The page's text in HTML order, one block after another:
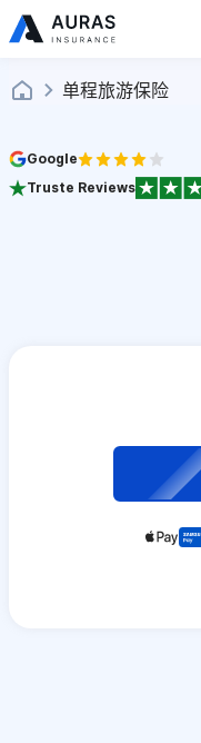
单程旅游保险
Google
Truste Reviews